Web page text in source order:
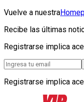
Vuelve a nuestra
Recibe las últimas
Registrarse implica
Registrarse implica